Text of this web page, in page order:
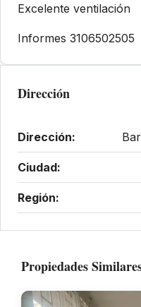
Excelente ventilación
Informes 3106502505
Dirección
Dirección:
Ciudad:
Región:
Propiedades